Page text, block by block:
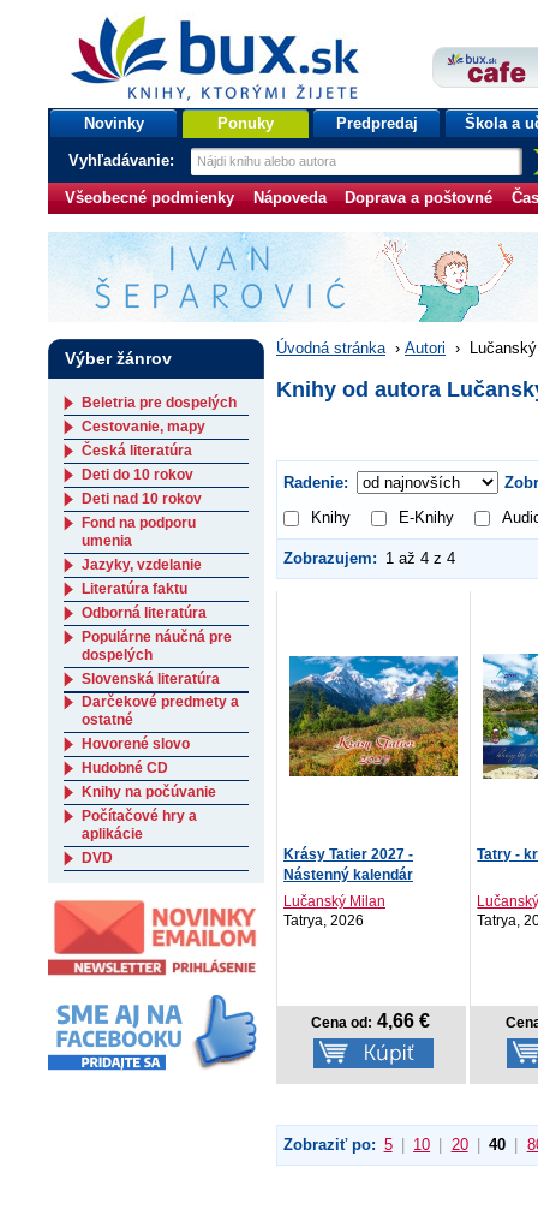
bux.sk
knihy, ktorými žijete
Úvodná stránka
Novinky Ponuky Predpredaj Škola a
Vyhľadávanie:
Všeobecné podmienky Nápoveda Doprava a poštovné
Úvodná stránka › Autori ›
Knihy od autora
Radenie:
Knihy
E-Knihy
Zobrazujem: 1 až 4 z 4
Krásy Tatier 2027 -
Nástenný kalendár
Lučanský Milan
Tatrya, 2026
Cena od: 4,66 €
Tatry -
Tatrya,
Zobraziť po: 5 10 20 40
Výber žánrov
Beletria pre dospelých
Cestovanie, mapy
Česká literatúra
Deti do 10 rokov
Deti nad 10 rokov
Fond na podporu
umenia
Jazyky, vzdelanie
Literatúra faktu
Odborná literatúra
Populárne náučná pre
dospelých
Slovenská literatúra
Darčekové predmety a
ostatné
Hovorené slovo
Hudobné CD
Knihy na počúvanie
Počítačové hry a
aplikácie
DVD